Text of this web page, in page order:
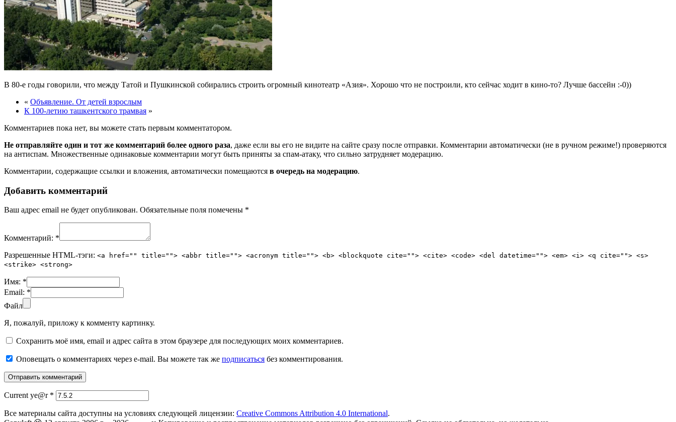
В 80-е годы говорили, что между Татой и Пушкинской собирались строить огромный кинотеатр «Азия». Хорошо что не построили, кто сейчас ходит в кино-то? Лучше бассейн :-0))
« Объявление. От детей взрослым
К 100-летию ташкентского трамвая »
Комментариев пока нет, вы можете стать первым комментатором.
Не отправляйте один и тот же комментарий более одного раза, даже если вы его не видите на сайте сразу после отправки. Комментарии автоматически (не в ручном режиме!) проверяются
на антиспам. Множественные одинаковые комментарии могут быть приняты за спам-атаку, что сильно затрудняет модерацию.
Комментарии, содержащие ссылки и вложения, автоматически помещаются в очередь на модерацию.
Добавить комментарий
Ваш адрес email не будет опубликован. Обязательные поля помечены *
Комментарий: *
Разрешенные HTML-тэги: <a href="" title=""> <abbr title=""> <acronym title=""> <b> <blockquote cite=""> <cite> <code> <del datetime=""> <em> <i> <q cite=""> <s>
<strike> <strong>
Имя: *
Email: *
Файл
Я, пожалуй, приложу к комменту картинку.
Сохранить моё имя, email и адрес сайта в этом браузере для последующих моих комментариев.
Оповещать о комментариях через e-mail. Вы можете так же подписаться без комментирования.
Current ye@r *
Все материалы сайта доступны на условиях следующей лицензии: Creative Commons Attribution 4.0 International.